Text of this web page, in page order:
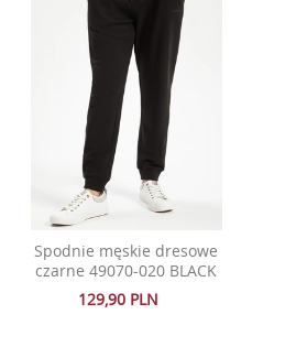
Spodnie męskie dresowe
czarne 49070-020 BLACK
129,90 PLN